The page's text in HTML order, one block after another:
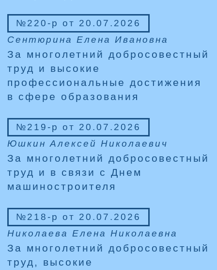
№220-р от 20.07.2026
Сентюрина Елена Ивановна
За многолетний добросовестный
труд и высокие
профессиональные достижения
в сфере образования
№219-р от 20.07.2026
Юшкин Алексей Николаевич
За многолетний добросовестный
труд и в связи с Днем
машиностроителя
№218-р от 20.07.2026
Николаева Елена Николаевна
За многолетний добросовестный
труд, высокие